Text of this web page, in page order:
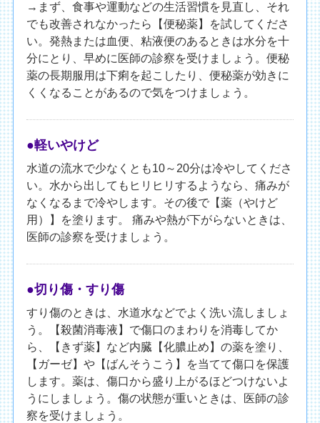
→まず、食事や運動などの生活習慣を見直し、それ
でも改善されなかったら【便秘薬】を試してくださ
い。発熱または血便、粘液便のあるときは水分を十
分にとり、早めに医師の診察を受けましょう。便秘
薬の長期服用は下痢を起こしたり、便秘薬が効きに
くくなることがあるので気をつけましょう。
●軽いやけど
水道の流水で少なくとも10～20分は冷やしてくださ
い。水から出してもヒリヒリするようなら、痛みが
なくなるまで冷やします。その後で【薬（やけど
用）】を塗ります。 痛みや熱が下がらないときは、
医師の診察を受けましょう。
●切り傷・すり傷
すり傷のときは、水道水などでよく洗い流しましょ
う。【殺菌消毒液】で傷口のまわりを消毒してか
ら、【きず薬】など内臓【化膿止め】の薬を塗り、
【ガーゼ】や【ばんそうこう】を当てて傷口を保護
します。薬は、傷口から盛り上がるほどつけないよ
うにしましょう。傷の状態が重いときは、医師の診
察を受けましょう。